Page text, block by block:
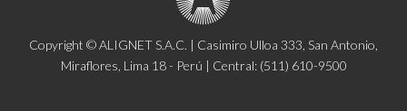
Copyright © ALIGNET S.A.C. | Casimiro Ulloa 333, San Antonio,
Miraflores, Lima 18 - Perú | Central: (511) 610-9500